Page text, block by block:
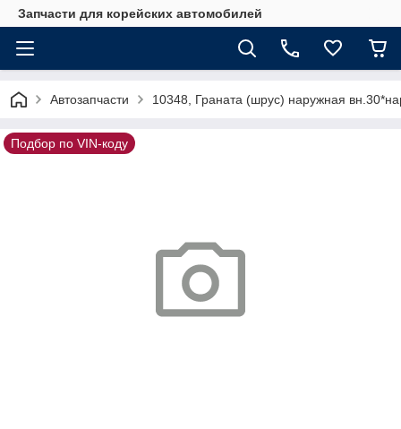
Запчасти для корейских автомобилей
Автозапчасти 10348, Граната (шрус) наружная
Подбор по VIN-коду